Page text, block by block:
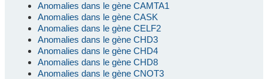
Anomalies dans le gène CAMTA1
Anomalies dans le gène CASK
Anomalies dans le gène CELF2
Anomalies dans le gène CHD3
Anomalies dans le gène CHD4
Anomalies dans le gène CHD8
Anomalies dans le gène CNOT3